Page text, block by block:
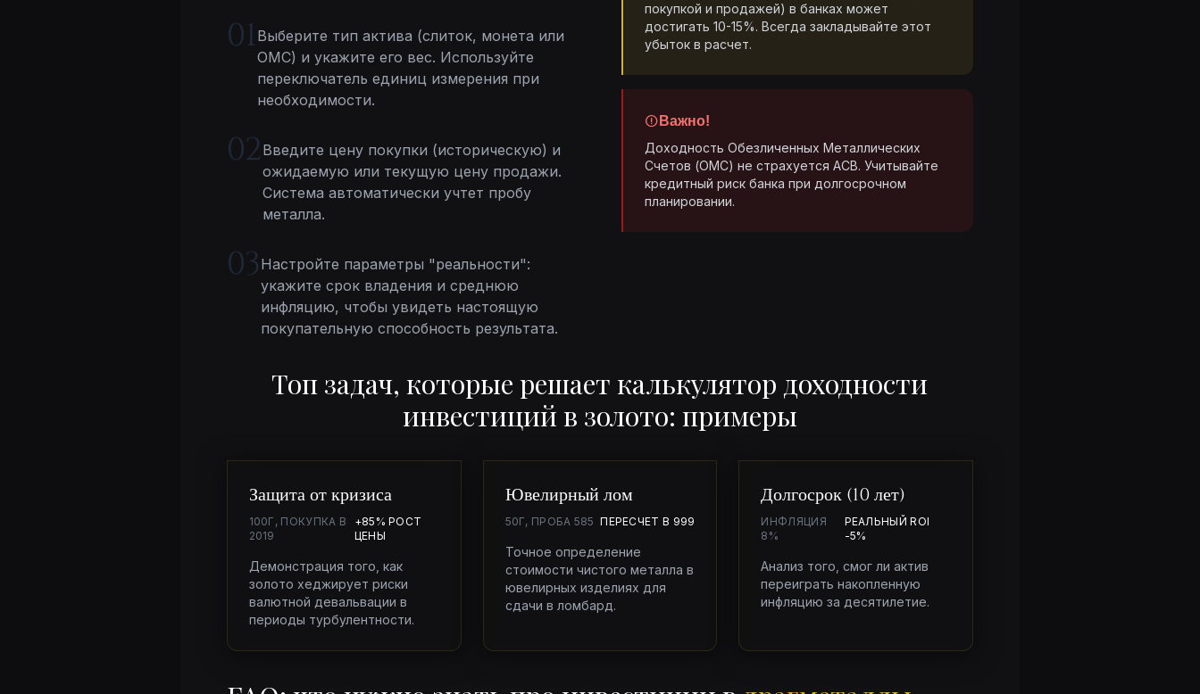
01 Выберите тип актива (слиток, монета или
ОМС) и укажите его вес. Используйте
переключатель единиц измерения при
необходимости.
02Введите цену покупки (историческую) и
ожидаемую или текущую цену продажи.
Система автоматически учтет пробу
металла.
03 Настройте параметры "реальности":
укажите срок владения и среднюю
инфляцию, чтобы увидеть настоящую
покупательную способность результата.
покупкой и продажей) в банках может
достигать 10-15%. Всегда закладывайте этот
убыток в расчет.
Важно!
Доходность Обезличенных Металлических
Счетов (ОМС) не страхуется АСВ. Учитывайте
кредитный риск банка при долгосрочном
планировании.
Топ задач, которые решаеткалькулятор доходности
инвестиций в золото: примеры
Защита от кризиса
100Г, ПОКУПКА В
2019
+85% РОСТ
ЦЕНЫ
Демонстрация того, как
золото хеджирует риски
валютной девальвации в
периоды турбулентности.
Ювелирный лом
50Г, ПРОБА 585 ПЕРЕСЧЕТ В 999
Точное определение
стоимости чистого металла в
ювелирных изделиях для
сдачи в ломбард.
Долгосрок (10 лет)
ИНФЛЯЦИЯ
8%
РЕАЛЬНЫЙ ROI
-5%
Анализ того, смог ли актив
переиграть накопленную
инфляцию за десятилетие.